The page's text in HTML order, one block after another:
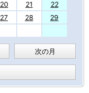
20 21
22
27 28
29
次の月